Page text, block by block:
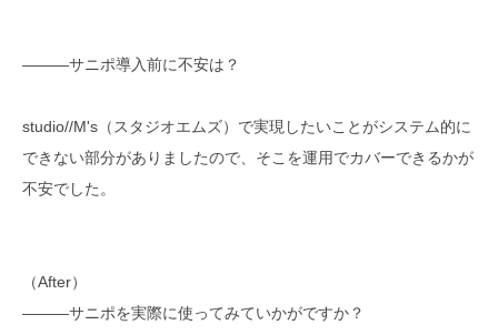
―――サニポ導入前に不安は？
studio//M's（スタジオエムズ）で実現したいことがシステム的に
できない部分がありましたので、そこを運用でカバーできるかが
不安でした。
（After）
―――サニポを実際に使ってみていかがですか？